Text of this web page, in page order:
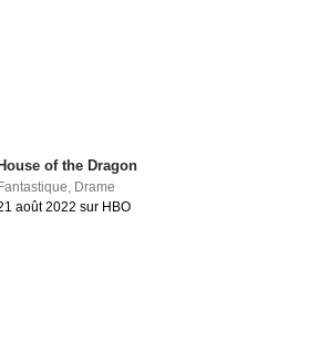
of the Dragon
Drame
août 2022 sur HBO